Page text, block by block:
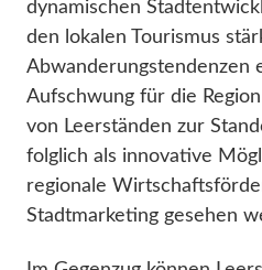
dynamischen
den lokalen Tourismus
Abwanderungstendenzen
Aufschwung für die
von Leerständen zur
folglich als innovative
regionale
Stadtmarketing gesehen